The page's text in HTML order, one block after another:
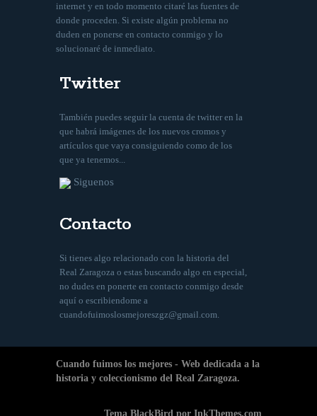
internet y en todo momento citaré las fuentes de
donde proceden. Si existe algún problema no
duden en ponerse en contacto conmigo y lo
solucionaré de inmediato.
Twitter
También puedes seguir la cuenta de twitter en la
que habrá imágenes de los nuevos cromos y
artículos que vaya consiguiendo como de los
que ya tenemos...
Siguenos
Contacto
Si tienes algo relacionado con la historia del
Real Zaragoza o estas buscando algo en especial,
no dudes en ponerte en contacto conmigo desde
aquí o escribiendome a
cuandofuimoslosmejoreszgz@gmail.com.
Cuando fuimos los mejores - Web dedicada a la
historia y coleccionismo del Real Zaragoza.
Tema BlackBird por InkThemes.com